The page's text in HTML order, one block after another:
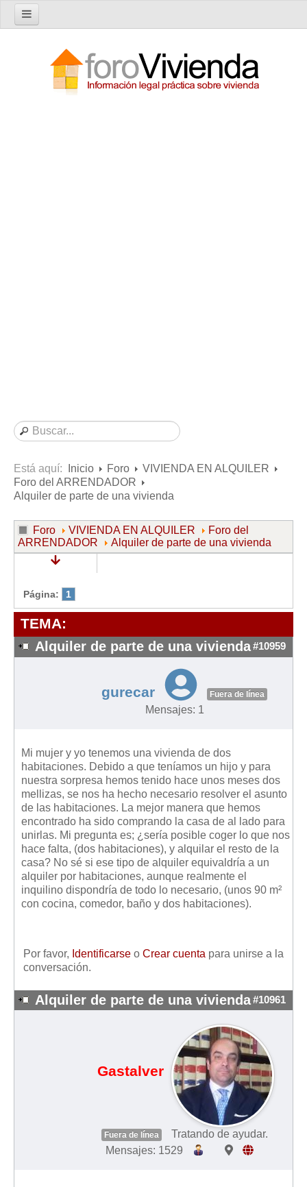
Nuevo tema
Contratos de Arrendamiento
De uso distinto al de vivienda
Otros contratos de Arrendamiento
Para contratos posteriores al 6 de junio de 2013
Para contratos anteriores al 6 de junio de 2013
Para contratos de Renta Antigua
Formularios sobre Vivienda en Propiedad
Modelos de Contratos
Requerimientos y comunicaciones
Formularios sobre Propiedad Horizontal
Modelos de Convocatoria de Junta de Propietarios
Modelos de Acta de Junta de Propietarios
Legislación sobre Arrendamientos Urbanos
Legislación sobre la Comunidad de Propietarios
Legislación sobre Adquisición de Vivienda en Propiedad
Legislación de interés práctico
Diccionario
Usuario
Entrar / Salir
Está aquí: Inicio Foro
VIVIENDA EN ALQUILER
Foro del ARRENDADOR
Alquiler de parte de una vivienda
Foro VIVIENDA EN ALQUILER
Foro del
ARRENDADOR
Alquiler de parte de una vivienda
Página: 1
TEMA:
Alquiler de parte de una vivienda#10959
gurecar Fuera de línea
Mensajes: 1
Mi mujer y yo tenemos una vivienda de dos
habitaciones. Debido a que teníamos un hijo y para
nuestra sorpresa hemos tenido hace unos meses dos
mellizas, se nos ha hecho necesario resolver el asunto
de las habitaciones. La mejor manera que hemos
encontrado ha sido comprando la casa de al lado para
unirlas. Mi pregunta es; ¿sería posible coger lo que nos
hace falta, (dos habitaciones), y alquilar el resto de la
casa? No sé si ese tipo de alquiler equivaldría a un
alquiler por habitaciones, aunque realmente el
inquilino dispondría de todo lo necesario, (unos 90 m²
con cocina, comedor, baño y dos habitaciones).
Por favor, Identificarse o Crear cuenta para unirse a la
conversación.
Alquiler de parte de una vivienda#10961
Gastalver
Fuera de línea
Tratando de ayudar.
Mensajes: 1529